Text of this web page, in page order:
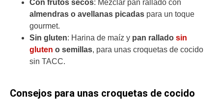
Con frutos secos: Mezclar pan rallado con
almendras o avellanas picadas para un toque
gourmet.
Sin gluten: Harina de maíz y pan rallado sin
gluten o semillas, para unas croquetas de cocido
sin TACC.
Consejos para unas croquetas de cocido